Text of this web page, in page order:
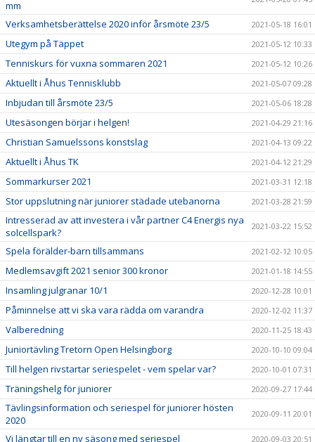
mm
Verksamhetsberättelse 2020 inför årsmöte 23/5 2021-05-18 16:01
Utegym på Täppet 2021-05-12 10:33
Tenniskurs för vuxna sommaren 2021 2021-05-12 10:26
Aktuellt i Åhus Tennisklubb 2021-05-07 09:28
Inbjudan till årsmöte 23/5 2021-05-06 18:28
Utesäsongen börjar i helgen! 2021-04-29 21:16
Christian Samuelssons konstslag 2021-04-13 09:22
Aktuellt i Åhus TK 2021-04-12 21:29
Sommarkurser 2021 2021-03-31 12:18
Stor uppslutning när juniorer städade utebanorna 2021-03-28 21:59
Intresserad av att investera i vår partner C4 Energis nya
solcellspark?
2021-03-22 15:52
Spela förälder-barn tillsammans 2021-02-12 10:05
Medlemsavgift 2021 senior 300 kronor 2021-01-18 14:55
Insamling julgranar 10/1 2020-12-28 10:01
Påminnelse att vi ska vara rädda om varandra 2020-12-02 11:37
Valberedning 2020-11-25 18:43
Juniortävling Tretorn Open Helsingborg 2020-10-10 09:04
Till helgen rivstartar seriespelet - vem spelar var? 2020-10-01 07:31
Träningshelg för juniorer 2020-09-27 17:44
Tävlingsinformation och seriespel för juniorer hösten
2020
2020-09-11 20:01
Vi längtar till en ny säsong med seriespel 2020-09-03 20:51